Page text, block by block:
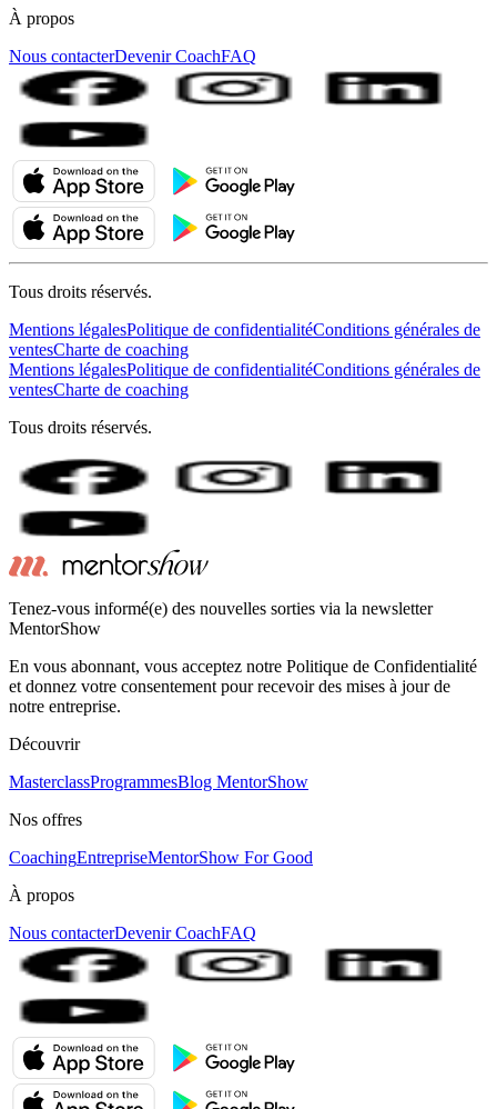
À propos
Nous contacterDevenir CoachFAQ
Tous droits réservés.
Mentions légalesPolitique de confidentialitéConditions générales de
ventesCharte de coaching
Mentions légalesPolitique de confidentialitéConditions générales de
ventesCharte de coaching
Tous droits réservés.
Tenez-vous informé(e) des nouvelles sorties via la newsletter
MentorShow
En vous abonnant, vous acceptez notre Politique de Confidentialité
et donnez votre consentement pour recevoir des mises à jour de
notre entreprise.
Découvrir
MasterclassProgrammesBlog MentorShow
Nos offres
CoachingEntrepriseMentorShow For Good
À propos
Nous contacterDevenir CoachFAQ